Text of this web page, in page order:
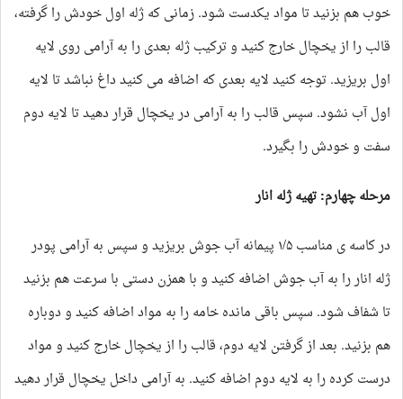
خوب هم بزنید تا مواد یکدست شود. زمانی که ژله اول خودش را گرفته،
قالب را از یخچال خارج کنید و ترکیب ژله بعدی را به آرامی روی لایه
اول بریزید. توجه کنید لایه بعدی که اضافه می کنید داغ نباشد تا لایه
اول آب نشود. سپس قالب را به آرامی در یخچال قرار دهید تا لایه دوم
سفت و خودش را بگیرد.
مرحله چهارم: تهیه ژله انار
در کاسه ی مناسب ۱/۵ پیمانه آب جوش بریزید و سپس به آرامی پودر
ژله انار را به آب جوش اضافه کنید و با همزن دستی با سرعت هم بزنید
تا شفاف شود. سپس باقی مانده خامه را به مواد اضافه کنید و دوباره
هم بزنید. بعد از گرفتن لایه دوم، قالب را از یخچال خارج کنید و مواد
درست کرده را به لایه دوم اضافه کنید. به آرامی داخل یخچال قرار دهید